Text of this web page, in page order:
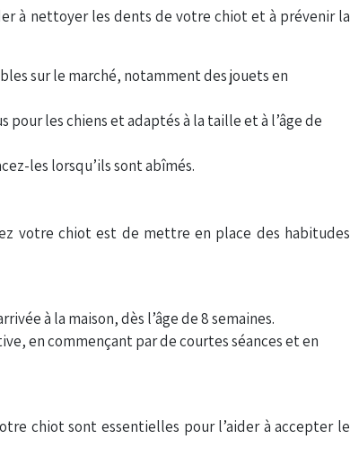
à nettoyer les dents de votre chiot et à prévenir la
sur le marché, notamment des jouets en
pour les chiens et adaptés à la taille et à l’âge de
les lorsqu’ils sont abîmés.
votre chiot est de mettre en place des habitudes
à la maison, dès l’âge de 8 semaines.
en commençant par de courtes séances et en
chiot sont essentielles pour l’aider à accepter le